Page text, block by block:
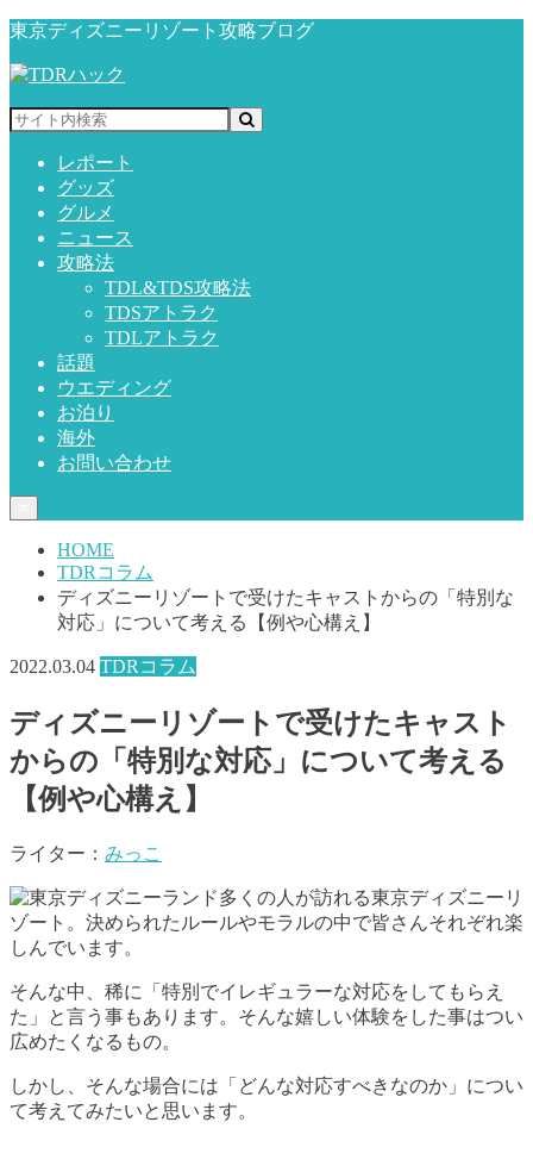
東京ディズニーリゾート攻略ブログ
レポート
グッズ
グルメ
ニュース
攻略法
TDL&TDS攻略法
TDSアトラク
TDLアトラク
話題
ウエディング
お泊り
海外
お問い合わせ
HOME
TDRコラム
ディズニーリゾートで受けたキャストからの「特別な
対応」について考える【例や心構え】
2022.03.04 TDRコラム
ディズニーリゾートで受けたキャスト
からの「特別な対応」について考える
【例や心構え】
ライター： みっこ
多くの人が訪れる東京ディズニーリ
ゾート。決められたルールやモラルの中で皆さんそれぞれ楽
しんでいます。
そんな中、稀に「特別でイレギュラーな対応をしてもらえ
た」と言う事もあります。そんな嬉しい体験をした事はつい
広めたくなるもの。
しかし、そんな場合には「どんな対応すべきなのか」につい
て考えてみたいと思います。